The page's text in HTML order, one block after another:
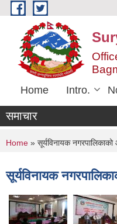
Skip to main content
Home Intro.
समाचार
You are here
Home » सूर्यविनायक
सूर्यविनायक